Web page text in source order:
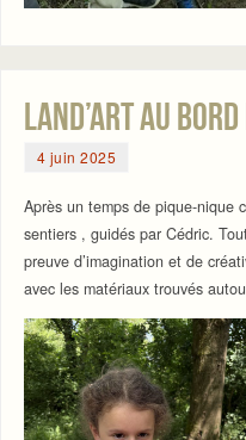
Land’Art au bord
4 juin 2025
Après un temps de pique-nique
sentiers , guidés par Cédric.
preuve d’imagination et de
avec les matériaux trouvés